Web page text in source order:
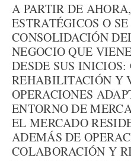
A PARTIR DE
ESTRATÉGICOS O
CONSOLIDACIÓN
NEGOCIO QUE
DESDE SUS INICIOS:
REHABILITACIÓN Y
OPERACIONES
ENTORNO DE
EL MERCADO
ADEMÁS DE
COLABORACIÓN Y